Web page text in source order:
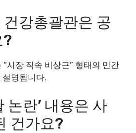
건강총괄관은 공
시장 직속 비상근” 형태의 민간
명됩니다.
논란’ 내용은 사
건가요?